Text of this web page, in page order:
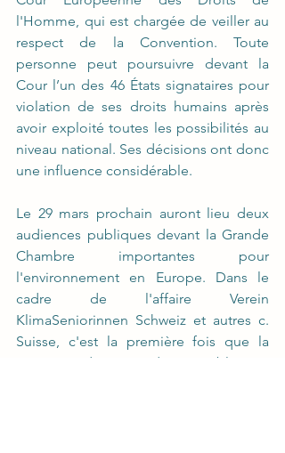
l'Homme, qui est chargée de veiller au
respect de la Convention. Toute
personne peut poursuivre devant la
Cour l’un des 46 États signataires pour
violation de ses droits humains après
avoir exploité toutes les possibilités au
niveau national. Ses décisions ont donc
une influence considérable.
Le 29 mars prochain auront lieu deux
audiences publiques devant la Grande
Chambre importantes pour
l'environnement en Europe. Dans le
cadre de l'affaire Verein
KlimaSeniorinnen Schweiz et autres c.
Suisse, c'est la première fois que la
CEDH tiendra une audience publique à